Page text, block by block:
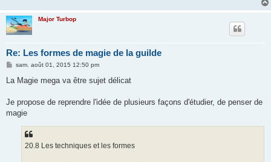
Major Turbop
Re: Les formes de magie de la guilde
M
s
g
sam. août 01, 2015 12:50 pm
La Magie mega va être sujet délicat
Je propose de reprendre l'idée de plusieurs façons d'étudier, de penser de
magie
20.8 Les techniques et les formes